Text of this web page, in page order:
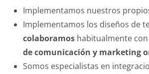
Implementamos nuestros
Implementamos los diseños de
colaboramoshabitualmente
de comunicación y marketing
Somos especialistas en